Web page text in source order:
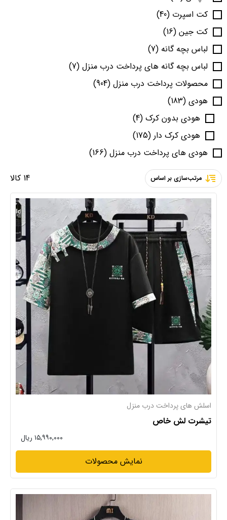
کت اسپرت (40)
کت جین (16)
لباس بچه گانه (7)
لباس بچه گانه های پرداخت درب منزل (7)
محصولات پرداخت درب منزل (904)
هودی (183)
هودی بدون کرک (4)
هودی کرک دار (175)
هودی های پرداخت درب منزل (166)
14 کالا
مرتب‌سازی بر اساس
اسلش های پرداخت درب منزل
تیشرت لش خاص
۱۵,۹۹۰,۰۰۰ ریال
نمایش محصولات